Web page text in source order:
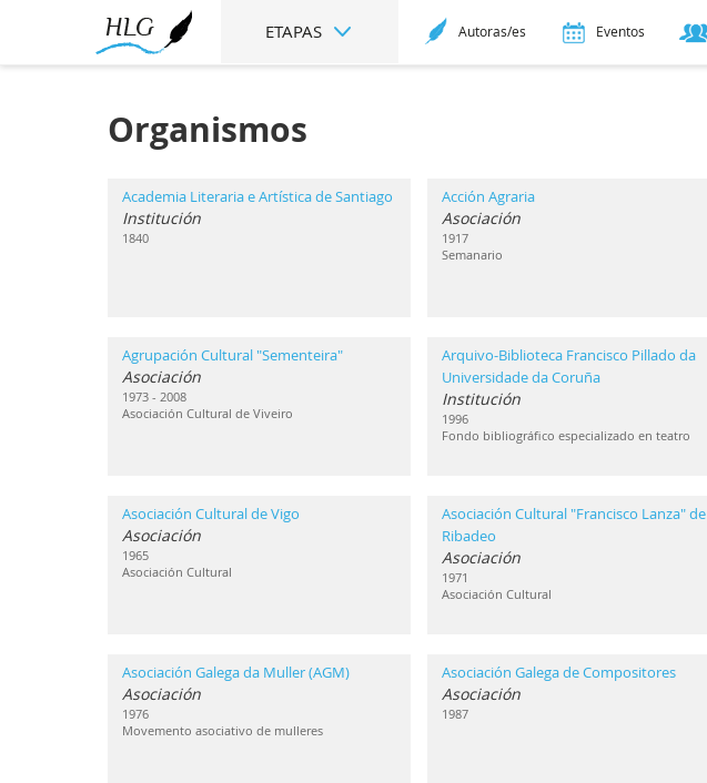
ETAPAS Autoras/es Eventos
Organismos
Academia Literaria e Artística de Santiago
Institución
1840
Acción Agraria
Asociación
1917
Semanario
Agrupación Cultural "Sementeira"
Asociación
1973 - 2008
Asociación Cultural de Viveiro
Arquivo-Biblioteca Francisco Pillado da
Universidade da Coruña
Institución
1996
Fondo bibliográfico especializado en teatro
Asociación Cultural de Vigo
Asociación
1965
Asociación Cultural
Asociación Cultural "Francisco Lanza" de
Ribadeo
Asociación
1971
Asociación Cultural
Asociación Galega da Muller (AGM)
Asociación
1976
Movemento asociativo de mulleres
Asociación Galega de Compositores
Asociación
1987